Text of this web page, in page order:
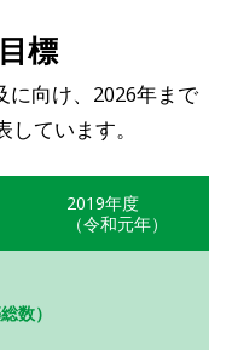
標
に向け、2026年まで
ています。
2019年度
（令和元年）
数）